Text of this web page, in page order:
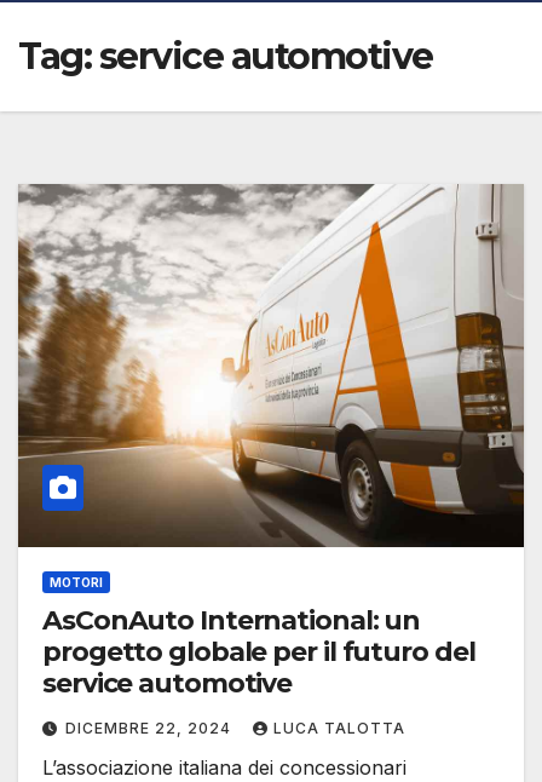
Tag:service automotive
MOTORI
AsConAuto International: un
progetto globale per il futuro del
service automotive
DICEMBRE 22, 2024 LUCA TALOTTA
L’associazione italiana dei concessionari